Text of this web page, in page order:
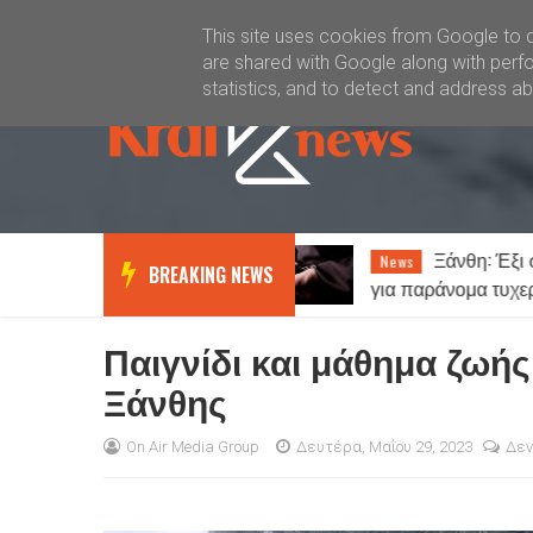
Καλώς ήλθατε Kral News
BREAKING NEWS
Ξάνθη: Έξι συλλήψεις
για παράνομα τυχερά παιχνίδια
News
νεφώσεις και
Παιγνίδι και μάθημα
Ξάνθης
On Air Media Group Δευτέρα, Μαΐου 29, 2023
This site uses cookies from Google to
are shared with Google along with
statistics, and to detect and address